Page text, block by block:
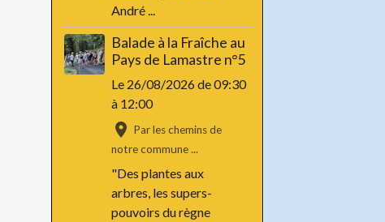
André ...
Balade à la Fraîche au
Pays de Lamastre n°5
Le 26/08/2026de 09:30
à 12:00
Par les chemins de
notre commune ...
"Des plantes aux
arbres, les supers-
pouvoirs du règne